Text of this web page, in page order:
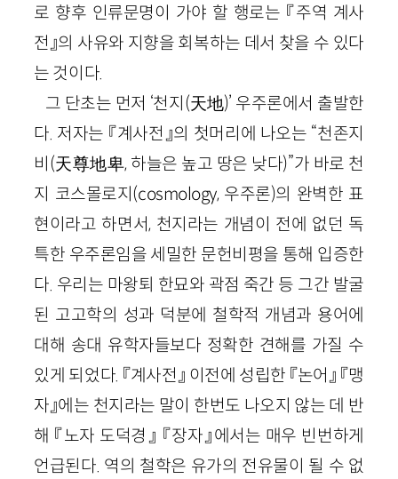
로 향후 인류문명이 가야 할 행로는 『주역 계사
전』의 사유와 지향을 회복하는 데서 찾을 수 있다
는 것이다.
그 단초는 먼저 ‘천지(天地)’ 우주론에서 출발한
다. 저자는 『계사전』의 첫머리에 나오는 “천존지
비(天尊地卑, 하늘은 높고 땅은 낮다)”가 바로 천
지 코스몰로지(cosmology, 우주론)의 완벽한 표
현이라고 하면서, 천지라는 개념이 전에 없던 독
특한 우주론임을 세밀한 문헌비평을 통해 입증한
다. 우리는 마왕퇴 한묘와 곽점 죽간 등 그간 발굴
된 고고학의 성과 덕분에 철학적 개념과 용어에
대해 송대 유학자들보다 정확한 견해를 가질 수
있게 되었다. 『계사전』 이전에 성립한 『논어』 『맹
자』에는 천지라는 말이 한번도 나오지 않는 데 반
해 『노자 도덕경』 『장자』에서는 매우 빈번하게
언급된다. 역의 철학은 유가의 전유물이 될 수 없